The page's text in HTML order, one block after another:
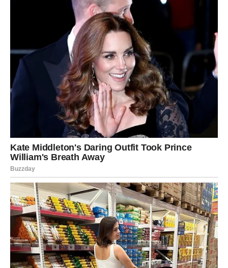
Device ulaze u period kada više neće moći da ignorišu
ono što osećaju. Sudbina ih tera da donesu važne odluke
i da se suoče sa istinom.
U ljubavi dolazi do velikih promena. Mnogi pripadnici
ovog znaka će konačno priznati sebi šta žele i zbog toga
će se njihov emotivni život potpuno promeniti.
Na poslu ih očekuje napredak, ali samo ako budu hrabri.
Jedna nova prilika može izgledati rizično, ali će doneti
veoma pozitivne rezultate.
Device će tokom ovog perioda mnogo razmišljati o
budućnosti i shvatiće da je vreme da počnu više da misle
na sebe.
Vaga
Vage će od 10. do 20. maja imati osećaj kao da se ceo